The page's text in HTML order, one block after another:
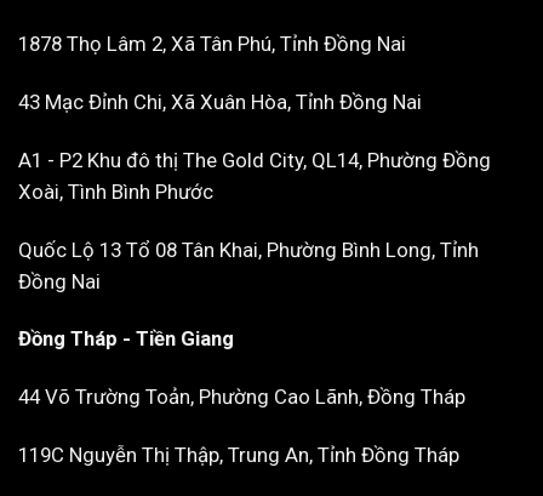
1878 Thọ Lâm 2, Xã Tân Phú, Tỉnh Đồng Nai
43 Mạc Đỉnh Chi, Xã Xuân Hòa, Tỉnh Đồng Nai
A1 - P2 Khu đô thị The Gold City, QL14, Phường Đồng
Xoài, Tình Bình Phước
Quốc Lộ 13 Tổ 08 Tân Khai, Phường Bình Long, Tỉnh
Đồng Nai
Đồng Tháp - Tiền Giang
44 Võ Trường Toản, Phường Cao Lãnh, Đồng Tháp
119C Nguyễn Thị Thập, Trung An, Tỉnh Đồng Tháp